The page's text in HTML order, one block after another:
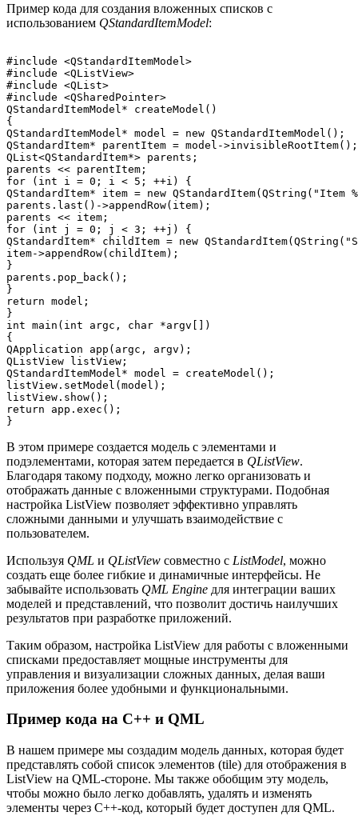
Пример кода для создания вложенных списков с
использованием QStandardItemModel:
#include <QStandardItemModel>
#include <QListView>
#include <QList>
#include <QSharedPointer>
QStandardItemModel* createModel()
{
QStandardItemModel* model = new QStandardItemModel();
QStandardItem* parentItem = model->invisibleRootItem();
QList<QStandardItem*> parents;
parents << parentItem;
for (int i = 0; i < 5; ++i) {
QStandardItem* item = new
parents.last()->appendRow(item);
parents << item;
for (int j = 0; j < 3; ++j) {
QStandardItem* childItem = new
item->appendRow(childItem);
}
parents.pop_back();
}
return model;
}
int main(int argc, char *argv[])
{
QApplication app(argc, argv);
QListView listView;
QStandardItemModel* model = createModel();
listView.setModel(model);
listView.show();
return app.exec();
В этом примере создается модель с элементами и
подэлементами, которая затем передается в QListView.
Благодаря такому подходу, можно легко организовать и
отображать данные с вложенными структурами. Подобная
настройка ListView позволяет эффективно управлять
сложными данными и улучшать взаимодействие с
пользователем.
Используя QML и QListView совместно с ListModel, можно
создать еще более гибкие и динамичные интерфейсы. Не
забывайте использовать QML Engine для интеграции ваших
моделей и представлений, что позволит достичь наилучших
результатов при разработке приложений.
Таким образом, настройка ListView для работы с вложенными
списками предоставляет мощные инструменты для
управления и визуализации сложных данных, делая ваши
приложения более удобными и функциональными.
Пример кода на C++ и QML
В нашем примере мы создадим модель данных, которая будет
представлять собой список элементов (tile) для отображения в
ListView на QML-стороне. Мы также обобщим эту модель,
чтобы можно было легко добавлять, удалять и изменять
элементы через C++-код, который будет доступен для QML.